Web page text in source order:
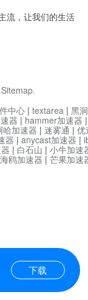
，让我们的生活
.Sitemap.
下载
中心 | textarea | 黑
器 | hammer加速器
哈加速器 | 迷雾通 | 优
器 | anycast加速器 |
| 白石山 | 小牛加速
海鸥加速器 | 芒果加速